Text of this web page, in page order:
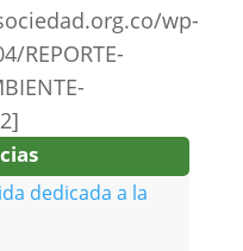
wp-
REPORTE-